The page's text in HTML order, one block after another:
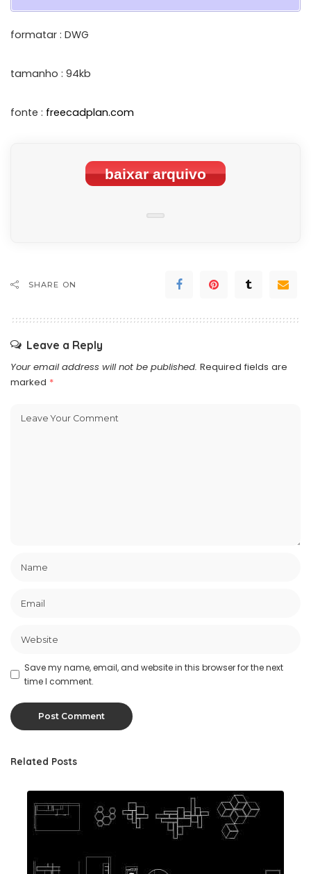
formatar : DWG
tamanho : 94kb
fonte : freecadplan.com
baixar arquivo
SHARE ON
Leave a Reply
Your email address will not be published. Required fields are
marked *
Save my name, email, and website in this browser for the next
time I comment.
Related Posts